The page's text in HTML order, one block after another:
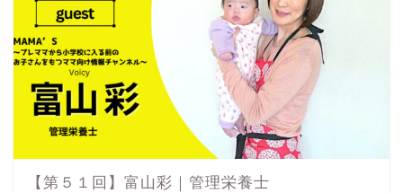
【第５１回】富山彩｜管理栄養士